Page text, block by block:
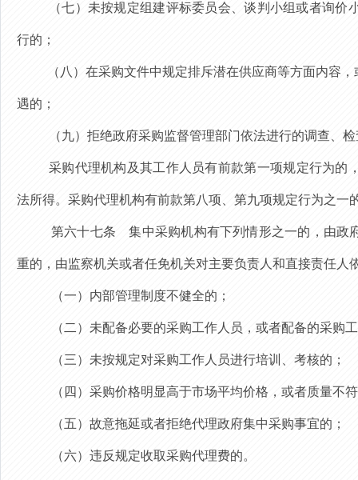
（七）未按规定组建评标委员会、谈判小组或者询
行的；
（八）在采购文件中规定排斥潜在供应商等方面内容
遇的；
（九）拒绝政府采购监督管理部门依法进行的调查、
采购代理机构 及其工作人员有前款第一项规定行为的
法所得。 采购代理机构有前款第八项、第九项规定行为之一
第六十七条 集中采购机构有下列情形之一的，由政
重的，由监察机关或者任免机关对主要负责人和直接责任人
（一）内部管理制度不健全的；
（二）未配备必要的采购工作 人员，或者配备的采购
（三）未按规定对采购工作 人员进行培训、考核的；
（四）采购价格明显高于市场平均价格，或者质量不
（五）故意拖延或者拒绝代理政府集中采购事宜的；
（六） 违反规定收取采购代理费的。